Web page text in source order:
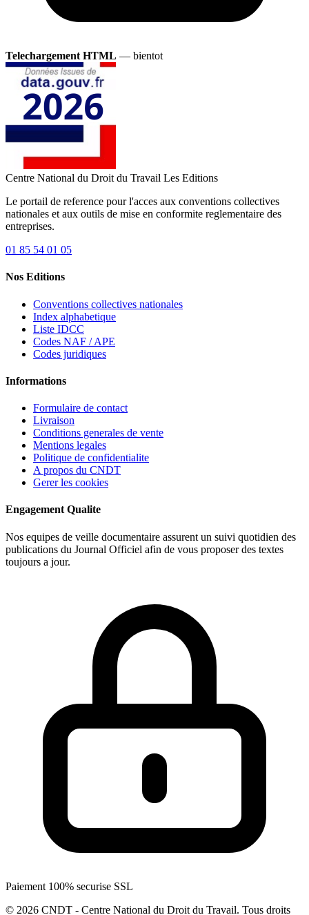
Telechargement HTML — bientot
Centre National du Droit du Travail Les Editions
Le portail de reference pour l'acces aux conventions collectives
nationales et aux outils de mise en conformite reglementaire des
entreprises.
01 85 54 01 05
Nos Editions
Conventions collectives nationales
Index alphabetique
Liste IDCC
Codes NAF / APE
Codes juridiques
Informations
Formulaire de contact
Livraison
Conditions generales de vente
Mentions legales
Politique de confidentialite
A propos du CNDT
Gerer les cookies
Engagement Qualite
Nos equipes de veille documentaire assurent un suivi quotidien des
publications du Journal Officiel afin de vous proposer des textes
toujours a jour.
Paiement 100% securise SSL
© 2026 CNDT - Centre National du Droit du Travail. Tous droits